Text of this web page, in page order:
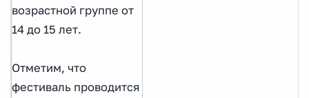
возрастной группе от
14 до 15 лет.
Отметим, что
фестиваль проводится